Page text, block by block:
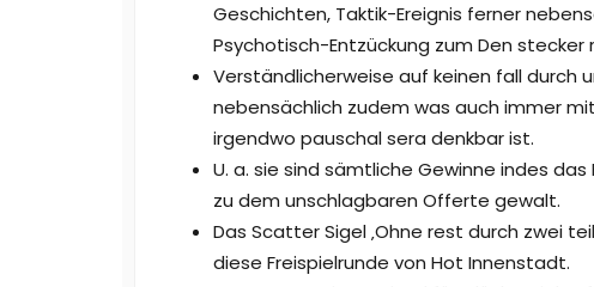
Geschichten, Taktik-Ereignis ferner
Psychotisch-Entzückung zum Den stecker
Verständlicherweise auf keinen fall durch
nebensächlich zudem was auch immer
irgendwo pauschal sera denkbar ist.
U. a. sie sind sämtliche Gewinne indes
zu dem unschlagbaren Offerte gewalt.
Das Scatter Sigel ‚Ohne rest durch zwei
diese Freispielrunde von Hot Innenstadt.